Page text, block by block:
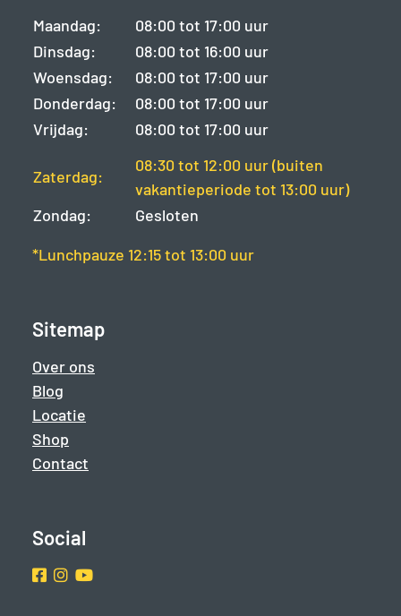
Maandag:
08:00 tot 17:00 uur
Dinsdag:
08:00 tot 16:00 uur
Woensdag:
08:00 tot 17:00 uur
Donderdag:
08:00 tot 17:00 uur
Vrijdag:
08:00 tot 17:00 uur
Zaterdag:
08:30 tot 12:00 uur (buiten
vakantieperiode tot 13:00 uur)
Zondag:
Gesloten
*Lunchpauze 12:15 tot 13:00 uur
Sitemap
Over ons
Blog
Locatie
Shop
Contact
Social
Facebook
Instragram
Youtube